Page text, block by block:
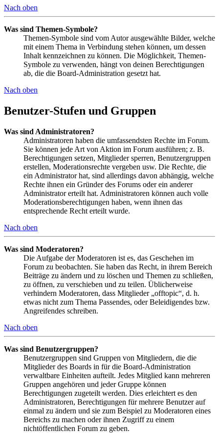
Nach oben
Was sind Themen-Symbole?
Themen-Symbole sind vom Autor ausgewählte Bilder, welche
mit einem Thema in Verbindung stehen können, um dessen
Inhalt kennzeichnen zu können. Die Möglichkeit, Themen-
Symbole zu verwenden, hängt von deinen Berechtigungen
ab, die die Board-Administration gesetzt hat.
Nach oben
Benutzer-Stufen und Gruppen
Was sind Administratoren?
Administratoren haben die umfassendsten Rechte im Forum.
Sie können jede Art von Aktion im Forum ausführen; z. B.
Berechtigungen setzen, Mitglieder sperren, Benutzergruppen
erstellen, Moderationsrechte vergeben usw. Die Rechte, die
ein Administrator hat, sind allerdings davon abhängig, welche
Rechte ihnen ein Gründer des Forums oder ein anderer
Administrator erteilt hat. Administratoren können auch volle
Moderationsberechtigungen haben, wenn ihnen das
entsprechende Recht erteilt wurde.
Nach oben
Was sind Moderatoren?
Die Aufgabe der Moderatoren ist es, das Geschehen im
Forum zu beobachten. Sie haben das Recht, in ihrem Bereich
Beiträge zu ändern und zu löschen und Themen zu schließen,
zu öffnen, zu verschieben und zu teilen. Üblicherweise
verhindern Moderatoren, dass Mitglieder „offtopic“, d. h.
etwas nicht zum Thema Passendes, oder Beleidigendes bzw.
Angreifendes schreiben.
Nach oben
Was sind Benutzergruppen?
Benutzergruppen sind Gruppen von Mitgliedern, die die
Mitglieder des Boards in für die Board-Administration
verwaltbare Einheiten aufteilt. Jedes Mitglied kann mehreren
Gruppen angehören und jeder Gruppe können
Berechtigungen zugeteilt werden. Dies erleichtert es den
Administratoren, Berechtigungen für mehrere Benutzer auf
einmal zu ändern und sie zum Beispiel zu Moderatoren eines
Bereichs zu machen oder ihnen Zugriff zu einem
nichtöffentlichen Forum zu geben.